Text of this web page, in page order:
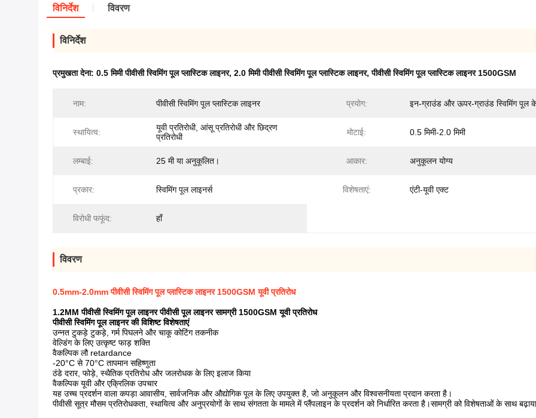
विनिर्देश विवरण
विनिर्देश
प्रमुखता देना: 0.5 मिमी पीवीसी स्विमिंग पूल प्लास्टिक लाइनर, 2.0 मिमी पीवीसी स्विमिंग पूल प्लास्टिक लाइनर,पीवीसी स्विमिंग पूल प्लास्टिक लाइनर 1500GSM
नाम: पीवीसी स्विमिंग पूल प्लास्टिक लाइनर प्रयोग: इन-ग्राउंड और ऊपर-ग्राउंड स्विमिंग पूल
स्थायित्व:
यूवी प्रतिरोधी, आंसू प्रतिरोधी और छिद्रण
प्रतिरोधी
मोटाई: 0.5 मिमी-2.0 मिमी
लम्बाई: 25 मी या अनुकूलित। आकार: अनुकूलन योग्य
प्रकार: स्विमिंग पूल लाइनर्स विशेषताएं: एंटी-यूवी एक्ट
विरोधी फफूंद: हाँ
विवरण
0.5mm-2.0mm पीवीसी स्विमिंग पूल प्लास्टिक लाइनर 1500GSM यूवी प्रतिरोध
1.2MM पीवीसी स्विमिंग पूल लाइनर पीवीसी पूल लाइनर सामग्री 1500GSM यूवी प्रतिरोध
पीवीसी स्विमिंग पूल लाइनर की विशिष्ट विशेषताएं
उन्नत टुकड़े टुकड़े, गर्म पिघलने और चाकू कोटिंग तकनीक
वेल्डिंग के लिए उत्कृष्ट फाड़ शक्ति
वैकल्पिक लौ retardance
-20°C से 70°C तापमान सहिष्णुता
ठंडे दरार, फोड़े, स्थैतिक प्रतिरोध और जलरोधक के लिए इलाज किया
वैकल्पिक यूवी और एक्रिलिक उपचार
यह उच्च प्रदर्शन वाला कपड़ा आवासीय, सार्वजनिक और औद्योगिक पूल के लिए उपयुक्त है, जो अनुकूलन और विश्वसनीयता प्रदान करता है।
पीवीसी सूत्र मौसम प्रतिरोधकता, स्थायित्व और अनुप्रयोगों के साथ संगतता के मामले में प्लैंपलाइन के प्रदर्शन को निर्धारित करता है।सामग्री को विशेषताओं के साथ